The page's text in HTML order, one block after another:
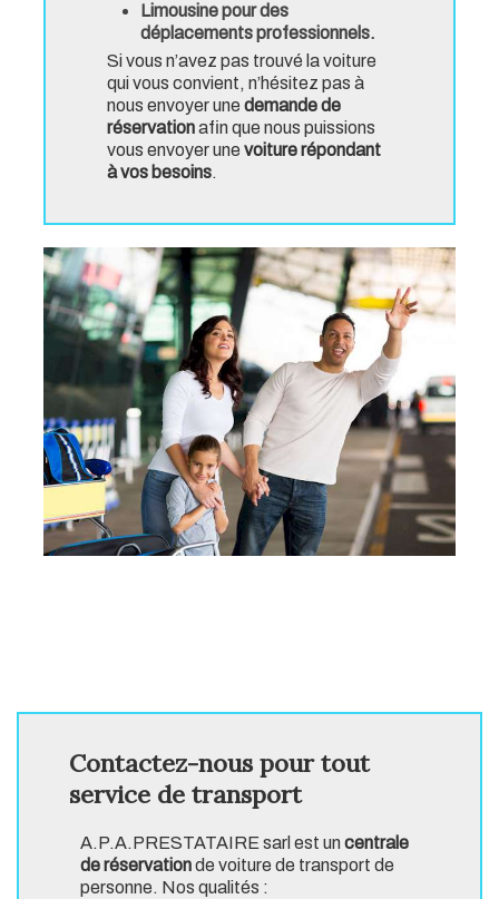
Limousine pour des
déplacements professionnels.
Si vous n’avez pas trouvé la voiture
qui vous convient, n’hésitez pas à
nous envoyer une demande de
réservationafin que nous puissions
vous envoyer une voiture répondant
à vos besoins.
Contactez-nous pour tout
service de transport
A.P.A.PRESTATAIRE sarl est uncentrale
de réservationde voiture de transport de
personne. Nos qualités :